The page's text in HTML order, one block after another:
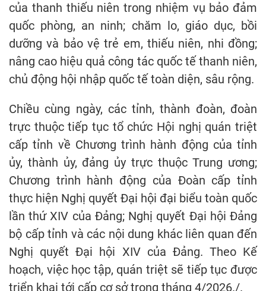
của thanh thiếu niên trong nhiệm vụ bảo đảm
quốc phòng, an ninh; chăm lo, giáo dục, bồi
dưỡng và bảo vệ trẻ em, thiếu niên, nhi đồng;
nâng cao hiệu quả công tác quốc tế thanh niên,
chủ động hội nhập quốc tế toàn diện, sâu rộng.
Chiều cùng ngày, các tỉnh, thành đoàn, đoàn
trực thuộc tiếp tục tổ chức Hội nghị quán triệt
cấp tỉnh về Chương trình hành động của tỉnh
ủy, thành ủy, đảng ủy trực thuộc Trung ương;
Chương trình hành động của Đoàn cấp tỉnh
thực hiện Nghị quyết Đại hội đại biểu toàn quốc
lần thứ XIV của Đảng; Nghị quyết Đại hội Đảng
bộ cấp tỉnh và các nội dung khác liên quan đến
Nghị quyết Đại hội XIV của Đảng. Theo Kế
hoạch, việc học tập, quán triệt sẽ tiếp tục được
triển khai tới cấp cơ sở trong tháng 4/2026./.